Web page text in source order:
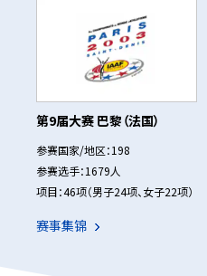
第9届大赛 巴黎（法国）
参赛国家/地区：198
参赛选手：1679人
项目：46项（男子24项、女子22项）
赛事集锦